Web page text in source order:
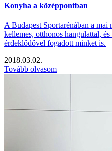
Konyha a középpontban
A Budapest Sportarénában a
kellemes, otthonos hangulattal,
érdeklődővel fogadott minket is.
2018.03.02.
Tovább olvasom